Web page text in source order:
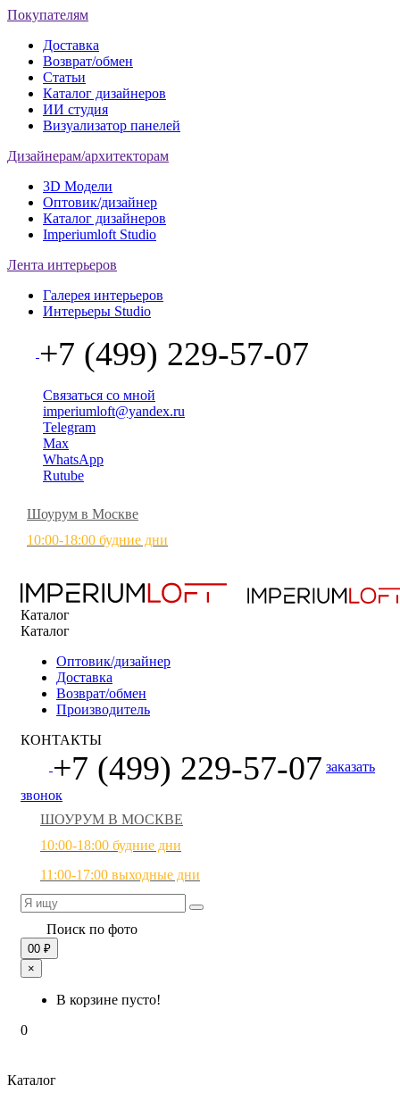
Покупателям
Доставка
Возврат/обмен
Статьи
Каталог дизайнеров
ИИ студия
Визуализатор панелей
Дизайнерам/архитекторам
3D Модели
Оптовик/дизайнер
Каталог дизайнеров
Imperiumloft Studio
Лента интерьеров
Галерея интерьеров
Интерьеры Studio
+7 (499) 229-57-07
Связаться со мной
imperiumloft@yandex.ru
Telegram
Max
WhatsApp
Rutube
Шоурум в Москве
10:00-18:00 будние дни
Каталог
Каталог
Оптовик/дизайнер
Доставка
Возврат/обмен
Производитель
КОНТАКТЫ
+7 (499) 229-57-07 заказать
звонок
ШОУРУМ В МОСКВЕ
10:00-18:00 будние дни
11:00-17:00 выходные дни
Поиск по фото
00 ₽
×
В корзине пусто!
0
Каталог